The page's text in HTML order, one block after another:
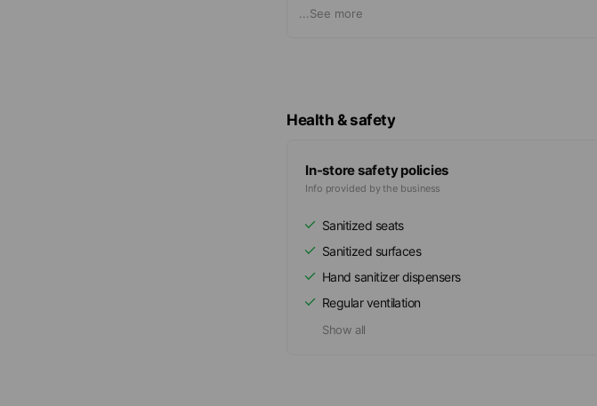
意者歡迎來電本館洽詢。
...See more
Health & safety
In-store safety policies
Info provided by the business
Sanitized seats
Sanitized surfaces
Hand sanitizer dispensers
Regular ventilation
Show all